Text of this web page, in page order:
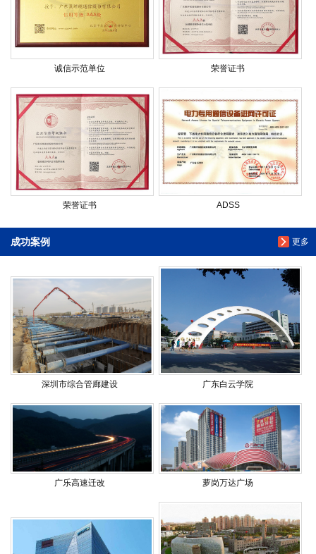
诚信示范单位 荣誉证书
荣誉证书 ADSS
更多
成功案例
深圳市综合管廊建设 广东白云学院
广乐高速迁改 萝岗万达广场